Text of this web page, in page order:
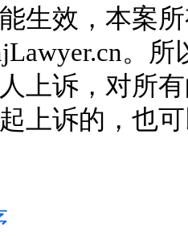
生效，本案
。
上诉，对所
上诉的，也